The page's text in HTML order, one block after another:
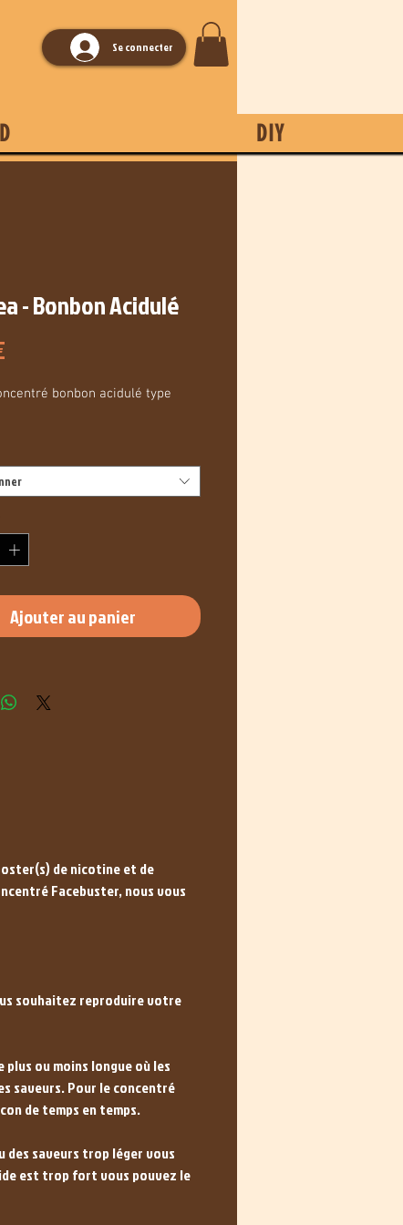
Se connecter
DIY
- Bonbon Acidulé
Prix
bonbon acidulé type
Ajouter au panier
de nicotine et de
Facebuster, nous vous
souhaitez reproduire votre
ou moins longue où les
saveurs. Pour le concentré
de temps en temps.
saveurs trop léger vous
est trop fort vous pouvez le